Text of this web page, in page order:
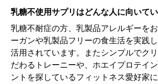
乳糖不使用サプリはどんな人に向いて
乳糖不耐症の方、乳製品アレルギーを
ーガンや乳製品フリーの食生活を実践
活用されています。またシンプルでク
だわるトレーニーや、ホエイプロテイ
ントを探しているフィットネス愛好家